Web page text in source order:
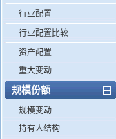
行业配置
行业配置比较
资产配置
重大变动
规模份额
规模变动
持有人结构